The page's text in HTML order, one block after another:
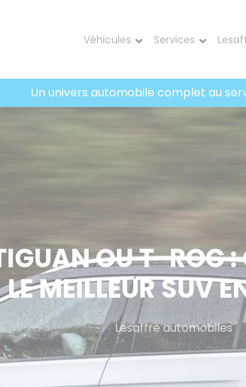
Véhicules Services
Un univers automobile complet au
OU T-ROC :
LE MEILLEUR SUV
Lesaffre automobiles